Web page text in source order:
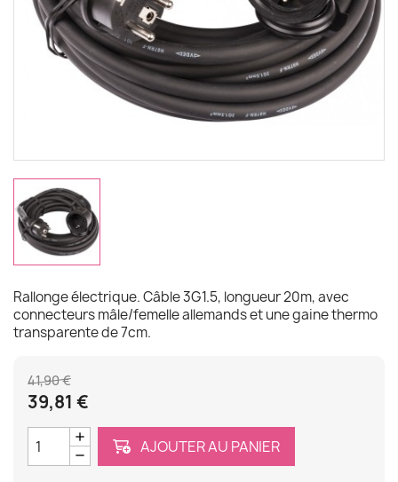
Rallonge électrique. Câble 3G1.5, longueur 20m, avec
connecteurs mâle/femelle allemands et une gaine thermo
transparente de 7cm.
41,90 €
39,81 €
AJOUTER AU PANIER